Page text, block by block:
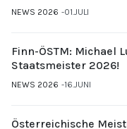
NEWS 2026 01.JULI
Finn-ÖSTM: Michael
Staatsmeister 2026!
NEWS 2026 16.JUNI
Österreichische